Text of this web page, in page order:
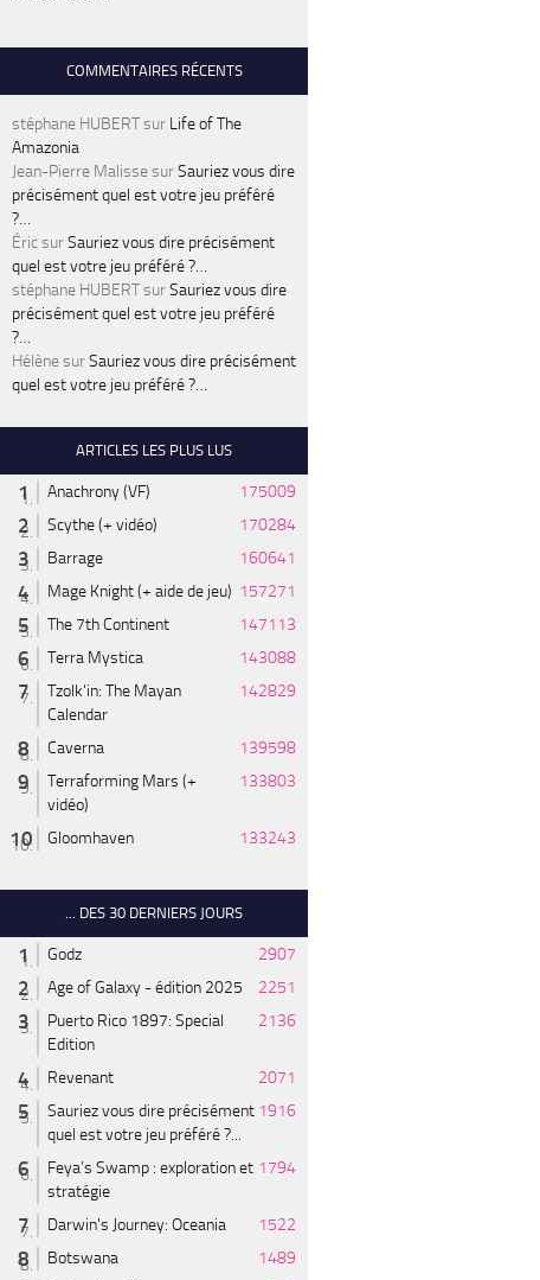
COMMENTAIRES RÉCENTS
stéphane HUBERTsur Life of The
Amazonia
Jean-Pierre MalissesurSauriez vous dire
précisément quel est votre jeu préféré
?…
ÉricsurSauriez vous dire précisément
quel est votre jeu préféré ?…
stéphane HUBERTsurSauriez vous dire
précisément quel est votre jeu préféré
?…
HélènesurSauriez vous dire précisément
quel est votre jeu préféré ?…
ARTICLES LES PLUS LUS
Anachrony (VF)
175009
Scythe (+ vidéo)
170284
Barrage
160641
Mage Knight (+ aide de jeu) 157271
The 7th Continent
147113
Terra Mystica
143088
Tzolk'in: The Mayan
Calendar
142829
Caverna
139598
Terraforming Mars (+
vidéo)
133803
Gloomhaven 133243
... DES 30 DERNIERS JOURS
Godz
2907
Age of Galaxy - édition 2025
2251
Puerto Rico 1897: Special
Edition
2136
Revenant
2071
Sauriez vous dire précisément
quel est votre jeu préféré ?...
1916
Feya’s Swamp : exploration et
stratégie
1794
Darwin's Journey: Oceania
1522
Botswana
1489